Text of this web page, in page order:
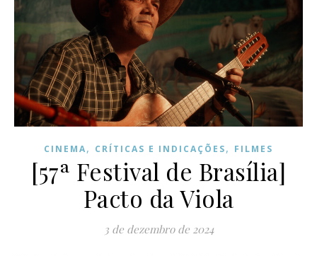
CINEMA, CRÍTICAS E INDICAÇÕES, FILMES
[57ª Festival de Brasília]
Pacto da Viola
3 de dezembro de 2024